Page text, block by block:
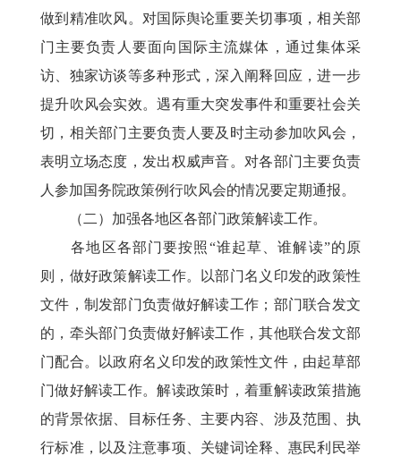
做到精准吹风。对国际舆论重要关切事项，相关部
门主要负责人要面向国际主流媒体，通过集体采
访、独家访谈等多种形式，深入阐释回应，进一步
提升吹风会实效。遇有重大突发事件和重要社会关
切，相关部门主要负责人要及时主动参加吹风会，
表明立场态度，发出权威声音。对各部门主要负责
人参加国务院政策例行吹风会的情况要定期通报。
（二）加强各地区各部门政策解读工作。
各地区各部门要按照“谁起草、谁解读”的原
则，做好政策解读工作。以部门名义印发的政策性
文件，制发部门负责做好解读工作；部门联合发文
的，牵头部门负责做好解读工作，其他联合发文部
门配合。以政府名义印发的政策性文件，由起草部
门做好解读工作。解读政策时，着重解读政策措施
的背景依据、目标任务、主要内容、涉及范围、执
行标准，以及注意事项、关键词诠释、惠民利民举